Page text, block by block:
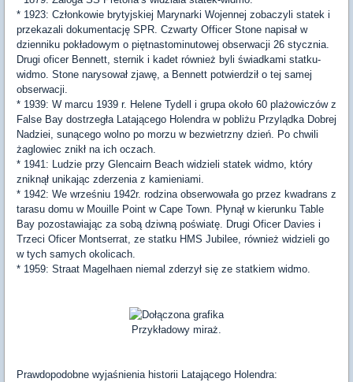
* 1923: Członkowie brytyjskiej Marynarki Wojennej zobaczyli statek i
przekazali dokumentację SPR. Czwarty Officer Stone napisał w
dzienniku pokładowym o piętnastominutowej obserwacji 26 stycznia.
Drugi oficer Bennett, sternik i kadet również byli świadkami statku-
widmo. Stone narysował zjawę, a Bennett potwierdził o tej samej
obserwacji.
* 1939: W marcu 1939 r. Helene Tydell i grupa około 60 plażowiczów z
False Bay dostrzegła Latającego Holendra w pobliżu Przylądka Dobrej
Nadziei, sunącego wolno po morzu w bezwietrzny dzień. Po chwili
żaglowiec znikł na ich oczach.
* 1941: Ludzie przy Glencairn Beach widzieli statek widmo, który
zniknął unikając zderzenia z kamieniami.
* 1942: We wrześniu 1942r. rodzina obserwowała go przez kwadrans z
tarasu domu w Mouille Point w Cape Town. Płynął w kierunku Table
Bay pozostawiając za sobą dziwną poświatę. Drugi Oficer Davies i
Trzeci Oficer Montserrat, ze statku HMS Jubilee, również widzieli go
w tych samych okolicach.
* 1959: Straat Magelhaen niemal zderzył się ze statkiem widmo.
Przykładowy miraż.
Prawdopodobne wyjaśnienia historii Latającego Holendra: